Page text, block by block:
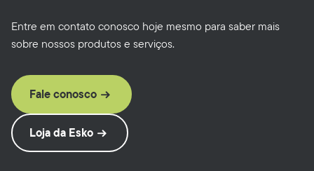
Entre em contato conosco hoje mesmo para saber mais
sobre nossos produtos e serviços.
Fale conosco
Loja da Esko